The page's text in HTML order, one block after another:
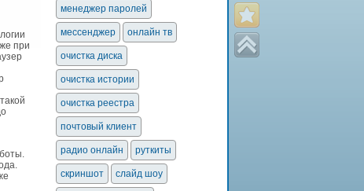
при
менеджер паролей
мессенджер онлайн тв
очистка диска
очистка истории
очистка реестра
почтовый клиент
радио онлайн руткиты
скриншот слайд шоу